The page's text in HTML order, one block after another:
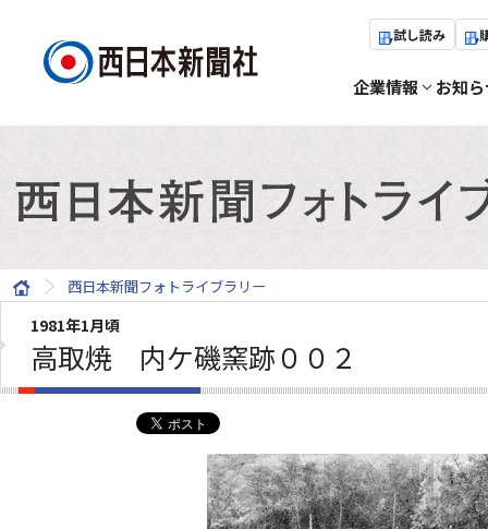
試し読み
企業情報 お知
西日本新聞フォトライブラリー
1981年1月頃
高取焼 内ケ磯窯跡００２